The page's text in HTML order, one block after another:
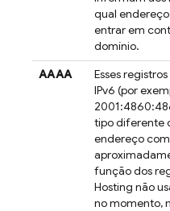
qual
entrar em
domínio.
AAAA
Esses
IPv6 (por
tipo diferente
endereço com
função dos
Hosting não
no momento,